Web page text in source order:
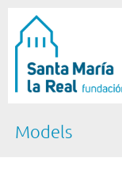
Models